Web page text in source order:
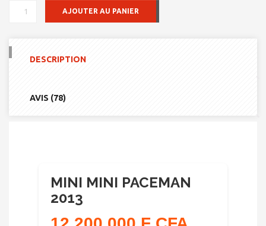
QUANTITÉ
AJOUTER AU PANIER
DESCRIPTION
AVIS (78)
MINI MINI PACEMAN
2013